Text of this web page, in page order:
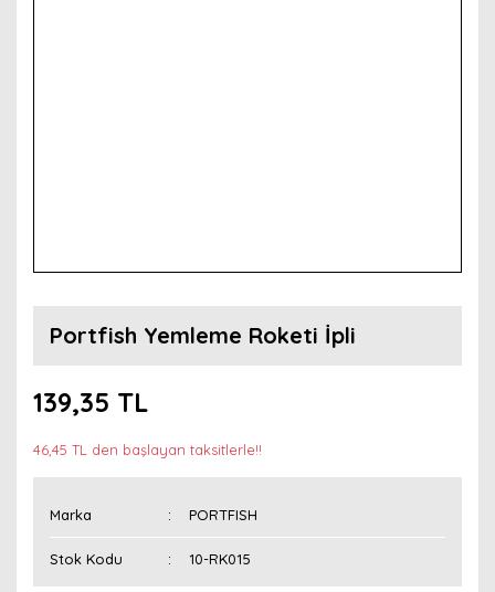
Portfish Yemleme Roketi İpli
139,35 TL
46,45 TL den başlayan taksitlerle!!
Marka PORTFISH
Stok Kodu 10-RK015